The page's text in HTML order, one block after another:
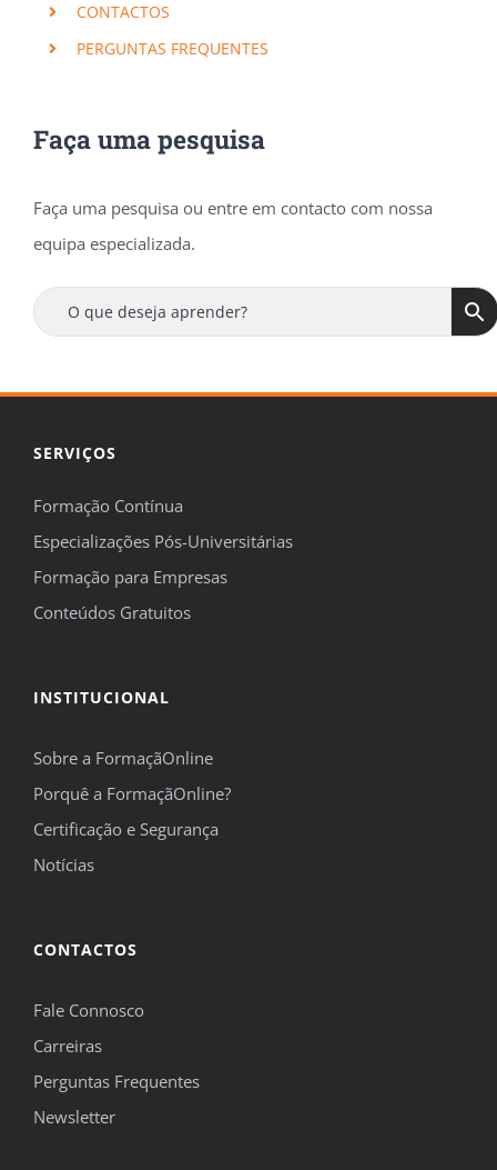
CONTACTOS
PERGUNTAS FREQUENTES
Faça uma pesquisa
Faça uma pesquisa ou entre em contacto com nossa
equipa especializada.
SERVIÇOS
Formação Contínua
Especializações Pós-Universitárias
Formação para Empresas
Conteúdos Gratuitos
INSTITUCIONAL
Sobre a FormaçãOnline
Porquê a FormaçãOnline?
Certificação e Segurança
Notícias
CONTACTOS
Fale Connosco
Carreiras
Perguntas Frequentes
Newsletter